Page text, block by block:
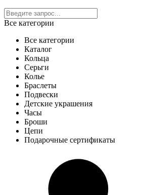
Все категории
Все категории
Каталог
Кольца
Серьги
Колье
Браслеты
Подвески
Детские украшения
Часы
Броши
Цепи
Подарочные сертификаты